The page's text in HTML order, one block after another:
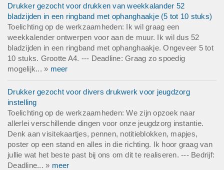
Drukker gezocht voor drukken van weekkalander 52
bladzijden in een ringband met ophanghaakje (5 tot 10 stuks)
Toelichting op de werkzaamheden: Ik wil graag een
weekkalender ontwerpen voor aan de muur. Ik wil dus 52
bladzijden in een ringband met ophanghaakje. Ongeveer 5 tot
10 stuks. Grootte A4. --- Deadline: Graag zo spoedig
mogelijk... » meer
Drukker gezocht voor divers drukwerk voor jeugdzorg
instelling
Toelichting op de werkzaamheden: We zijn opzoek naar
allerlei verschillende dingen voor onze jeugdzorg instantie.
Denk aan visitekaartjes, pennen, notitieblokken, mapjes,
poster op een stand en alles in die richting. Ik hoor graag van
jullie wat het beste past bij ons om dit te realiseren. --- Bedrijf:
Deadline... » meer